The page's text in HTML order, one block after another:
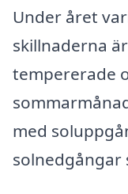
Under året
skillnaderna
tempererade
med
solnedgångar